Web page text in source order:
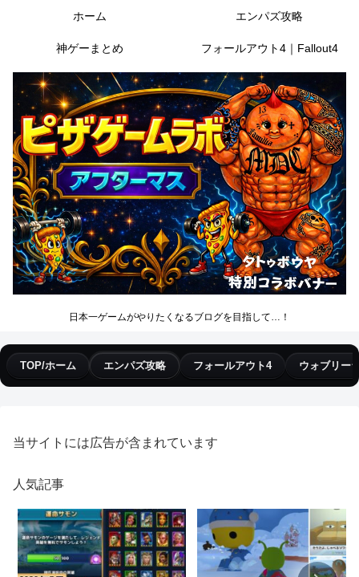
日本一ゲームがやりたくなるブログを目指して…！
ホーム エンパズ攻略
神ゲーまとめ フォールアウト4｜Fallout4
TOP/ホーム エンパズ攻略 フォールアウト4 ウォブリー
当サイトには広告が含まれています
人気記事